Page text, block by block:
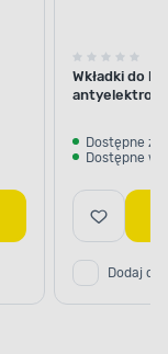
Wkładki do
Dostępne z
Dostępne w
Dodaj do